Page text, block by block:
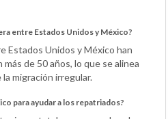
entre Estados Unidos y México?
Estados Unidos y México han
de 50 años, lo que se alinea
migración irregular.
para ayudar a los repatriados?